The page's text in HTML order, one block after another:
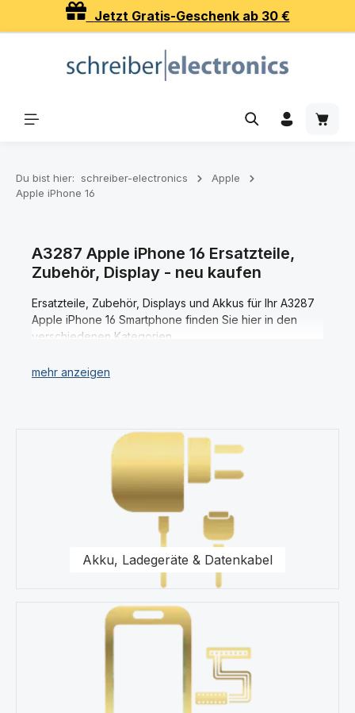
Zum Hauptinhalt springenJetzt Gratis-Geschenk ab 30 €
Du bist hier: schreiber-electronics
Apple
Apple iPhone 16
A3287 Apple iPhone 16 Ersatzteile,
Zubehör, Display - neu kaufen
Ersatzteile, Zubehör, Displays und Akkus für Ihr A3287
Apple iPhone 16 Smartphone finden Sie hier in den
verschiedenen Kategorien.
Unser Sortiment umfasst für Ihr Samsung A3287 Apple
Für uns stehen Qualität und Originalität unserer
Produkte für das A3287 Apple iPhone 16 im
Vordergrund. Wir halten eine Vielzahl von Produkten
wie Displays und Schutzhüllen für Ihr A3287 Apple
iPhone 16 in unserem modernen Warenlager für Sie vor.
Gerne steht Ihnen unser Kundenservice bezüglich
Fragen zu unseren Ersatzteilen für Ihr A3287 Apple
Kategoriegalerie überspringen
Akku, Ladegeräte & Datenkabel